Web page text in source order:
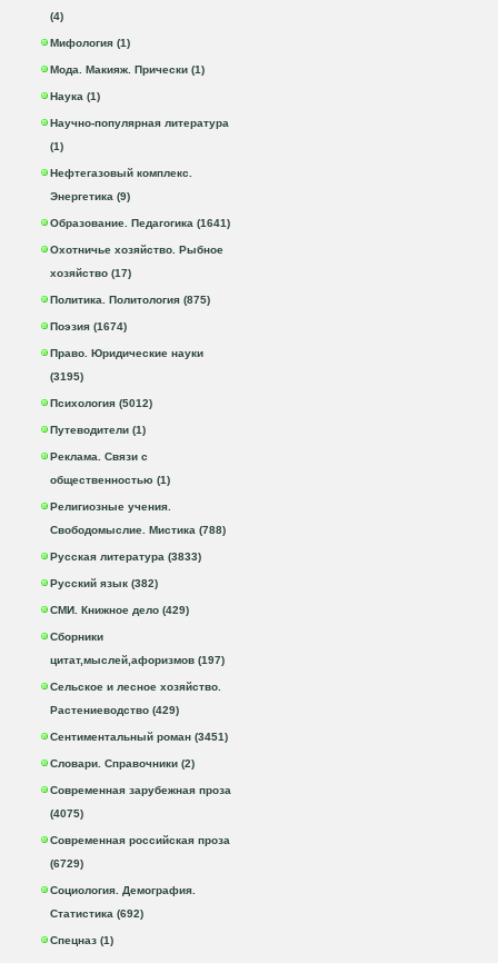
(4)
Мифология (1)
Мода. Макияж. Прически (1)
Наука (1)
Научно-популярная литература
(1)
Нефтегазовый комплекс.
Энергетика (9)
Образование. Педагогика (1641)
Охотничье хозяйство. Рыбное
хозяйство (17)
Политика. Политология (875)
Поэзия (1674)
Право. Юридические науки
(3195)
Психология (5012)
Путеводители (1)
Реклама. Связи с
общественностью (1)
Религиозные учения.
Свободомыслие. Мистика (788)
Русская литература (3833)
Русский язык (382)
СМИ. Книжное дело (429)
Сборники
цитат,мыслей,афоризмов (197)
Сельское и лесное хозяйство.
Растениеводство (429)
Сентиментальный роман (3451)
Словари. Справочники (2)
Современная зарубежная проза
(4075)
Современная российская проза
(6729)
Социология. Демография.
Статистика (692)
Спецназ (1)